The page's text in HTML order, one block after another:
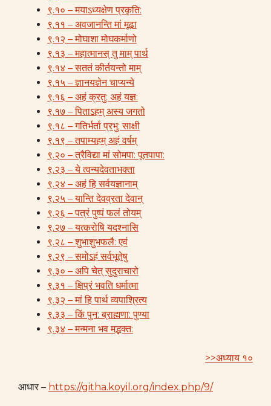
९.१० – मयाऽध्यक्षेण प्रकृति:
९.११ – अवजानन्ति मां मूढा
९.१२ – मोघाशा मोघकर्माणो
९.१३ – महात्मानस् तु माम् पार्थ
९.१४ – सततं कीर्तयन्तो माम्
९.१५ – ज्ञानयज्ञेन चाप्यन्ये
९.१६ – अहं क्रतु: अहं यज्ञ:
९.१७ – पिताऽहम् अस्य जगतो
९.१८ – गतिर्भर्ता प्रभु: साक्षी
९.१९ – तपाम्यहम् अहं वर्षम्
९.२० – त्रैविद्या मां सोमपा: पूतपापा:
९.२३ – ये त्वन्यदेवताभक्ता
९.२४ – अहं हि सर्वयज्ञानाम्
९.२५ – यान्ति देवव्रता देवान्
९.२६ – पत्रं पुष्पं फलं तोयम्
९.२७ – यत्करोषि यदश्नासि
९.२८ – शुभाशुभफलै: एवं
९.२९ – समोऽहं सर्वभूतेषु
९.३० – अपि चेत् सुदुराचारो
९.३१ – क्षिप्रं भवति धर्मात्मा
९.३२ – मां हि पार्थ व्यपाश्रित्य
९.३३ – किं पुन: ब्राह्मणा: पुण्या
९.३४ – मन्मना भव मद्भक्त:
>>अध्याय १०
आधार – https://githa.koyil.org/index.php/9/